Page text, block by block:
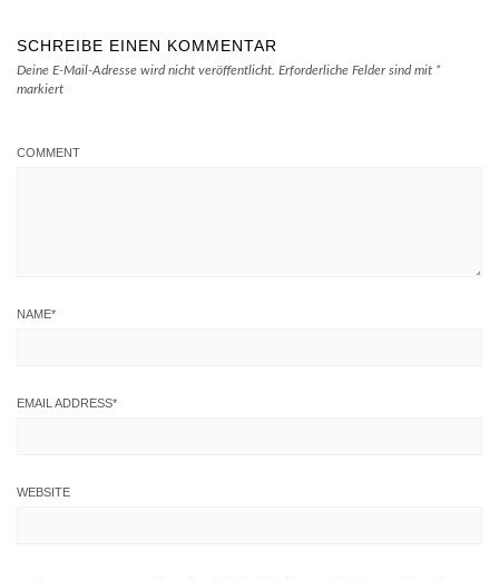
SCHREIBE EINEN KOMMENTAR
Deine E-Mail-Adresse wird nicht veröffentlicht. Erforderliche Felder sind mit *
markiert
COMMENT
NAME*
EMAIL ADDRESS*
WEBSITE